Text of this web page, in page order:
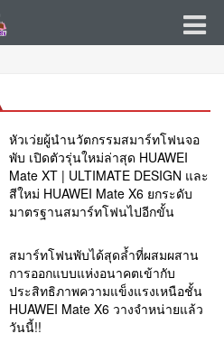
หัวเว่ยผู้นำนวัตกรรมสมาร์ทโฟนจอ
พับ เปิดตัวรุ่นใหม่ล่าสุด HUAWEI
Mate XT | ULTIMATE DESIGN และ
สีใหม่ HUAWEI Mate X6 ยกระดับ
มาตรฐานสมาร์ทโฟนไปอีกขั้น
สมาร์ทโฟนพับได้สุดล้ำที่ผสมผสาน
การออกแบบแห่งอนาคตเข้ากับ
ประสิทธิภาพความแข็งแรงเหนือชั้น
HUAWEI Mate X6 วางจำหน่ายแล้ว
วันนี้!!